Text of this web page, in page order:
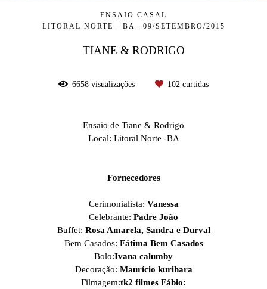
ENSAIO CASAL
LITORAL NORTE - BA
09/SETEMBRO/2015
TIANE & RODRIGO
6658 visualizações 102 curtidas
Ensaio de Tiane & Rodrigo
Local: Litoral Norte -BA
Fornecedores
Cerimonialista: Vanessa
Celebrante: Padre João
Buffet: Rosa Amarela, Sandra e Durval
Bem Casados: Fátima Bem Casados
Bolo:Ivana calumby
Decoração: Maurício kurihara
Filmagem:tk2 filmes Fábio: